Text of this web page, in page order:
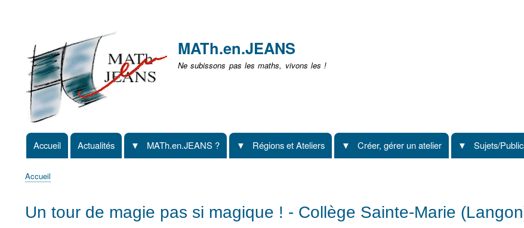
non
identifié
MATh.en.JEANS
Ne subissons pas les maths, vivons les !
Navigation
principale
Accueil Actualités MATh.en.JEANS ? Régions et Ateliers Créer, gérer un atelier Sujets/
d'Ariane
Accueil
Un tour de magie pas si magique ! - Collège Sainte-Marie